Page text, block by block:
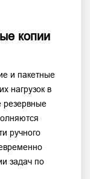
копии
и пакетные
нагрузок в
резервные
ручного
задач по